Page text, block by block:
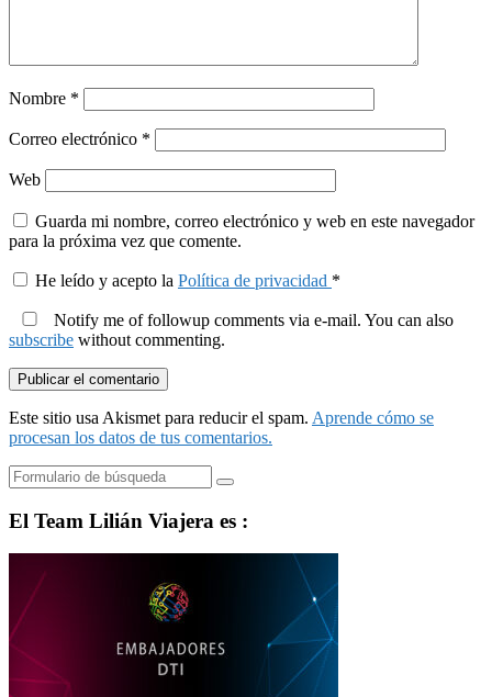
Nombre *
Correo electrónico *
Web
Guarda mi nombre, correo electrónico y web en este navegador
para la próxima vez que comente.
He leído y acepto la Política de privacidad *
Notify me of followup comments via e-mail. You can also
subscribe without commenting.
Este sitio usa Akismet para reducir el spam. Aprende cómo se
procesan los datos de tus comentarios.
Buscar
El Team Lilián Viajera es :